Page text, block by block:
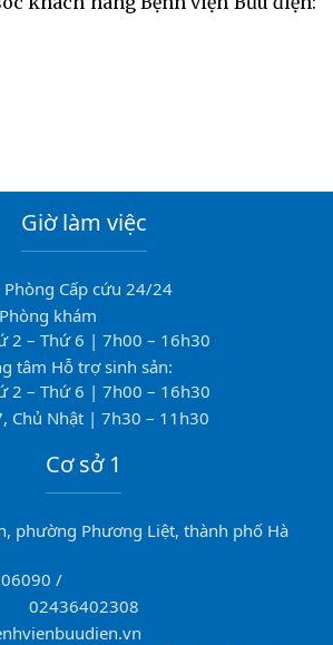
Giờ làm việc
Phòng Cấp cứu 24/24
khám
2 – Thứ 6 | 7h00 – 16h30
tâm Hỗ trợ sinh sản:
2 – Thứ 6 | 7h00 – 16h30
Chủ Nhật | 7h30 – 11h30
Cơ sở 1
phường Phương Liệt, thành phố Hà
/
02436402308